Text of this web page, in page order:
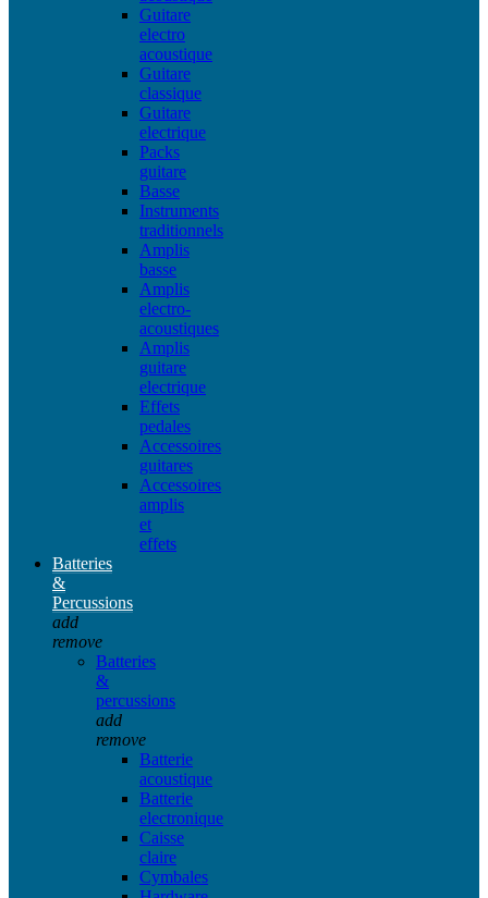
Guitare
electro
acoustique
Guitare
classique
Guitare
electrique
Packs
guitare
Basse
Instruments
traditionnels
Amplis
basse
Amplis
electro-
acoustiques
Amplis
guitare
electrique
Effets
pedales
Accessoires
guitares
Accessoires
amplis
et
effets
Batteries
&
Percussions
add
remove
Batteries
&
percussions
add
remove
Batterie
acoustique
Batterie
electronique
Caisse
claire
Cymbales